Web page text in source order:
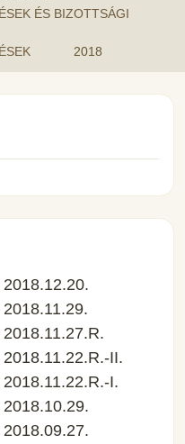
ÉS BIZOTTSÁGI
2018
II.
I.